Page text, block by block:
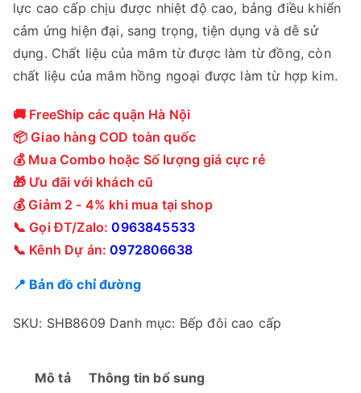
lực cao cấp chịu được nhiệt độ cao, bảng điều khiển
cảm ứng hiện đại, sang trọng, tiện dụng và dễ sử
dụng. Chất liệu của mâm từ được làm từ đồng, còn
chất liệu của mâm hồng ngoại được làm từ hợp kim.
🚚 FreeShip các quận Hà Nội
📦 Giao hàng COD toàn quốc
💰 Mua Combo hoặc Số lượng giá cực rẻ
🎁 Ưu đãi với khách cũ
💰 Giảm 2 - 4% khi mua tại shop
📞 Gọi ĐT/Zalo:0963845533
📞 Kênh Dự án:0972806638
📍 Bản đồ chỉ đường
SKU: SHB8609 Danh mục: Bếp đôi cao cấp
Mô tả Thông tin bổ sung